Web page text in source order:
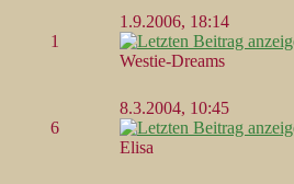
1
1.9.2006, 18:14
Westie-Dreams
6
8.3.2004, 10:45
Elisa